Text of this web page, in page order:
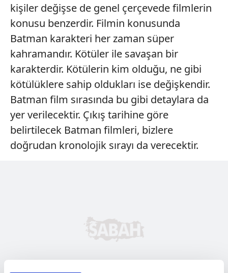
kişiler değişse de genel çerçevede filmlerin
konusu benzerdir. Filmin konusunda
Batman karakteri her zaman süper
kahramandır. Kötüler ile savaşan bir
karakterdir. Kötülerin kim olduğu, ne gibi
kötülüklere sahip oldukları ise değişkendir.
Batman film sırasında bu gibi detaylara da
yer verilecektir. Çıkış tarihine göre
belirtilecek Batman filmleri, bizlere
doğrudan kronolojik sırayı da verecektir.